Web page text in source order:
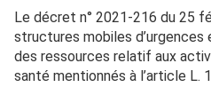
Le décret n° 2021-216 du 25
structures mobiles d’urgences
des ressources relatif aux
santé mentionnés à l’article L.